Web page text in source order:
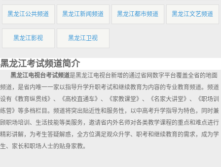
黑龙江公共频道 黑龙江新闻频道 黑龙江都市频道 黑龙江文艺频道
黑龙江影视 黑龙江卫视
黑龙江考试频道简介
黑龙江电视台考试频道是黑龙江电视台新增的通过省网数字平台覆盖全省的地面
频道，是省内唯一一家以指导升学升职考试和继续教育为内容的专业教育频道。频道
设有《教育纵贯线》、《高校直通车》、《家教课堂》、《名家大讲堂》、《职场训
练营》等多档栏目。频道将突出贴近性和服务性，以中高考升学指导为特色，同时兼
顾职场培训、生活技能等类服务，邀请省内外名师对各类教学课程的重点和难点进行
精彩讲解，为考生答疑解惑，全方位满足观众升学、职考和继续教育的需求，成为学
生、家长和职场人士的贴身家教。